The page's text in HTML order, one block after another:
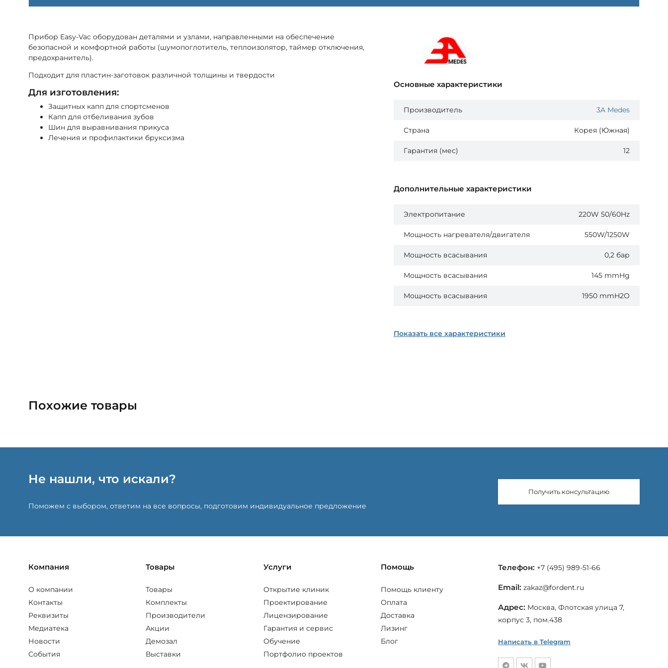
Прибор Easy-Vac оборудован деталями и узлами, направленными на обеспечение
безопасной и комфортной работы (шумопоглотитель, теплоизолятор, таймер отключения,
предохранитель).
Подходит для пластин-заготовок различной толщины и твердости
Для изготовления:
Защитных капп для спортсменов
Капп для отбеливания зубов
Шин для выравнивания прикуса
Лечения и профилактики бруксизма
Основные характеристики
Производитель 3A Medes
Страна Корея (Южная)
Гарантия (мес) 12
Дополнительные характеристики
Электропитание 220W 50/60Hz
Мощность нагревателя/двигателя 550W/1250W
Мощность всасывания 0,2 бар
Мощность всасывания 145 mmHg
Мощность всасывания 1950 mmH2O
Показать все характеристики
Похожие товары
Не нашли, что искали?
Поможем с выбором, ответим на все вопросы, подготовим индивидуальное предложение
Получить консультацию
Компания
О компании
Контакты
Реквизиты
Медиатека
Новости
События
Товары
Товары
Комплекты
Производители
Акции
Демозал
Выставки
Услуги
Открытие клиник
Проектирование
Лицензирование
Гарантия и сервис
Обучение
Портфолио проектов
Помощь
Помощь клиенту
Оплата
Доставка
Лизинг
Блог
Телефон: +7 (495) 989-51-66
Email: zakaz@fordent.ru
Адрес: Москва, Флотская улица 7,
корпус 3, пом.438
Написать в Telegram